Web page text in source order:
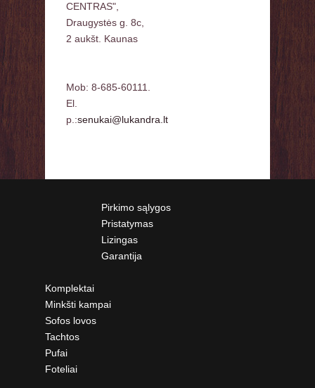
CENTRAS",
Draugystės g. 8c,
2 aukšt. Kaunas
Mob: 8-685-60111.
El.
p.:senukai@lukandra.lt
Pirkimo sąlygos
Pristatymas
Lizingas
Garantija
Komplektai
Minkšti kampai
Sofos lovos
Tachtos
Pufai
Foteliai